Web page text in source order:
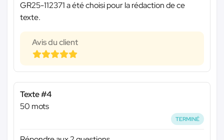
GR25-112371 a été choisi pour la rédaction de ce
texte.
Avis du client
Texte #4
50 mots
TERMINÉ